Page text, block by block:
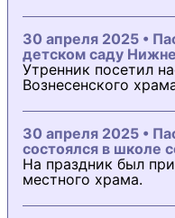
30 апреля 2025 •
детском саду
Утренник посетил
Вознесенского
30 апреля 2025 •
состоялся в школе
На праздник был
местного храма.